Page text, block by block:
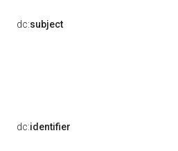
dc:subject
dc:identifier